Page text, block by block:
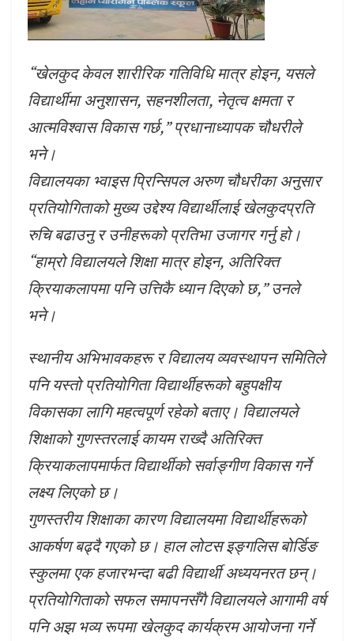
“खेलकुद केवल शारीरिक गतिविधि मात्र होइन, यसले
विद्यार्थीमा अनुशासन, सहनशीलता, नेतृत्व क्षमता र
आत्मविश्वास विकास गर्छ,” प्रधानाध्यापक चौधरीले
भने।
विद्यालयका भ्वाइस प्रिन्सिपल अरुण चौधरीका अनुसार
प्रतियोगिताको मुख्य उद्देश्य विद्यार्थीलाई खेलकुदप्रति
रुचि बढाउनु र उनीहरूको प्रतिभा उजागर गर्नु हो।
“हाम्रो विद्यालयले शिक्षा मात्र होइन, अतिरिक्त
क्रियाकलापमा पनि उत्तिकै ध्यान दिएको छ,” उनले
भने।
स्थानीय अभिभावकहरू र विद्यालय व्यवस्थापन समितिले
पनि यस्तो प्रतियोगिता विद्यार्थीहरूको बहुपक्षीय
विकासका लागि महत्वपूर्ण रहेको बताए। विद्यालयले
शिक्षाको गुणस्तरलाई कायम राख्दै अतिरिक्त
क्रियाकलापमार्फत विद्यार्थीको सर्वाङ्गीण विकास गर्ने
लक्ष्य लिएको छ।
गुणस्तरीय शिक्षाका कारण विद्यालयमा विद्यार्थीहरूको
आकर्षण बढ्दै गएको छ। हाल लोटस इङ्गलिस बोर्डिङ
स्कुलमा एक हजारभन्दा बढी विद्यार्थी अध्ययनरत छन्।
प्रतियोगिताको सफल समापनसँगै विद्यालयले आगामी वर्ष
पनि अझ भव्य रूपमा खेलकुद कार्यक्रम आयोजना गर्ने